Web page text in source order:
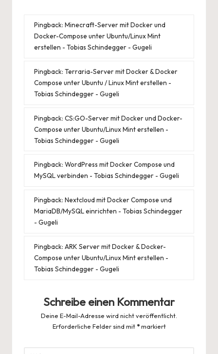
Pingback: Minecraft-Server mit Docker und
Docker-Compose unter Ubuntu/Linux Mint
erstellen - Tobias Schindegger - Gugeli
Pingback: Terraria-Server mit Docker & Docker
Compose unter Ubuntu / Linux Mint erstellen -
Tobias Schindegger - Gugeli
Pingback: CS:GO-Server mit Docker und Docker-
Compose unter Ubuntu/Linux Mint erstellen -
Tobias Schindegger - Gugeli
Pingback: WordPress mit Docker Compose und
MySQL verbinden - Tobias Schindegger - Gugeli
Pingback: Nextcloud mit Docker Compose und
MariaDB/MySQL einrichten - Tobias Schindegger
- Gugeli
Pingback: ARK Server mit Docker & Docker-
Compose unter Ubuntu/Linux Mint erstellen -
Tobias Schindegger - Gugeli
Schreibe einen Kommentar
Deine E-Mail-Adresse wird nicht veröffentlicht.
Erforderliche Felder sind mit*markiert